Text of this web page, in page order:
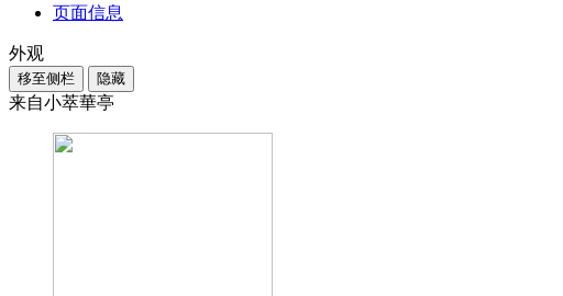
页面信息
外观
移至侧栏 隐藏
来自小萃華亭